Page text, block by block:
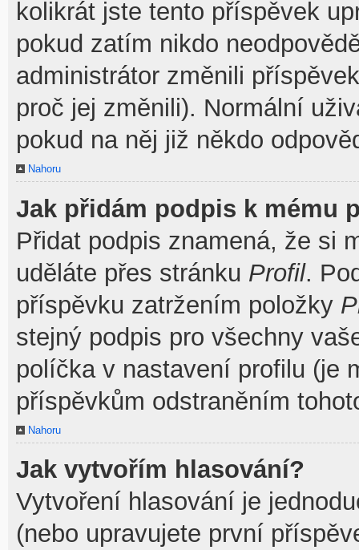
kolikrát jste tento příspěvek
pokud zatím nikdo
administrátor změnili
proč jej změnili). Normální
pokud na něj již někdo
Nahoru
Jak přidám podpis k mému
Přidat podpis znamená, že si
uděláte přes stránku Profil.
příspěvku zatržením položky
stejný podpis pro všechny
políčka v nastavení profilu (je
příspěvkům odstraněním
Nahoru
Jak vytvořím hlasování?
Vytvoření hlasování je
(nebo upravujete první